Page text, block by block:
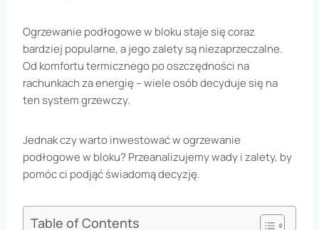
Ogrzewanie podłogowe w bloku staje się coraz
bardziej popularne, a jego zalety są niezaprzeczalne.
Od komfortu termicznego po oszczędności na
rachunkach za energię – wiele osób decyduje się na
ten system grzewczy.
Jednak czy warto inwestować w ogrzewanie
podłogowe w bloku? Przeanalizujemy wady i zalety, by
pomóc ci podjąć świadomą decyzję.
Table of Contents